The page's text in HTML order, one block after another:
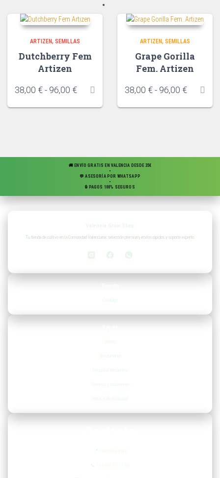
ARTIZEN SEMILLAS
Dutchberry Fem
Artizen
38,00 €- 96,00 €
ARTIZEN SEMILLAS
Grape Gorilla
Fem. Artizen
38,00 €- 96,00 €
🚚 ENVÍO GRATIS EN VALENCIA DESDE 35€
•
💬 ASESORÍA POR WHATSAPP
•
🔒 PAGOS 100% SEGUROS
Tu tienda de cultivo en la Comunidad Valenciana: selección premium, envíos rápidos y soporte experto.
Catálogo
Preguntas frecuentes
Términos y condiciones
Política de privacidad